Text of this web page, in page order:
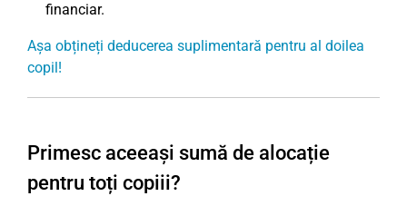
financiar.
Așa obțineți deducerea suplimentară pentru al doilea
copil!
Primesc aceeași sumă de alocație
pentru toți copiii?